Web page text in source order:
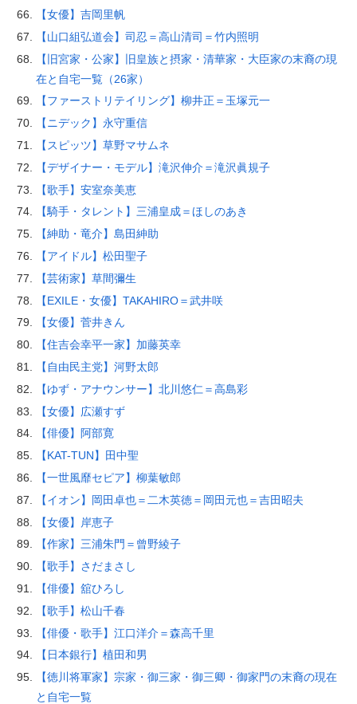
【女優】吉岡里帆
【山口組弘道会】司忍＝高山清司＝竹内照明
【旧宮家・公家】旧皇族と摂家・清華家・大臣家の末裔の現
在と自宅一覧（26家）
【ファーストリテイリング】柳井正＝玉塚元一
【ニデック】永守重信
【スピッツ】草野マサムネ
【デザイナー・モデル】滝沢伸介＝滝沢眞規子
【歌手】安室奈美恵
【騎手・タレント】三浦皇成＝ほしのあき
【紳助・竜介】島田紳助
【アイドル】松田聖子
【芸術家】草間彌生
【EXILE・女優】TAKAHIRO＝武井咲
【女優】菅井きん
【住吉会幸平一家】加藤英幸
【自由民主党】河野太郎
【ゆず・アナウンサー】北川悠仁＝高島彩
【女優】広瀬すず
【俳優】阿部寛
【KAT-TUN】田中聖
【一世風靡セピア】柳葉敏郎
【イオン】岡田卓也＝二木英徳＝岡田元也＝吉田昭夫
【女優】岸恵子
【作家】三浦朱門＝曾野綾子
【歌手】さだまさし
【俳優】舘ひろし
【歌手】松山千春
【俳優・歌手】江口洋介＝森高千里
【日本銀行】植田和男
【徳川将軍家】宗家・御三家・御三卿・御家門の末裔の現在
と自宅一覧